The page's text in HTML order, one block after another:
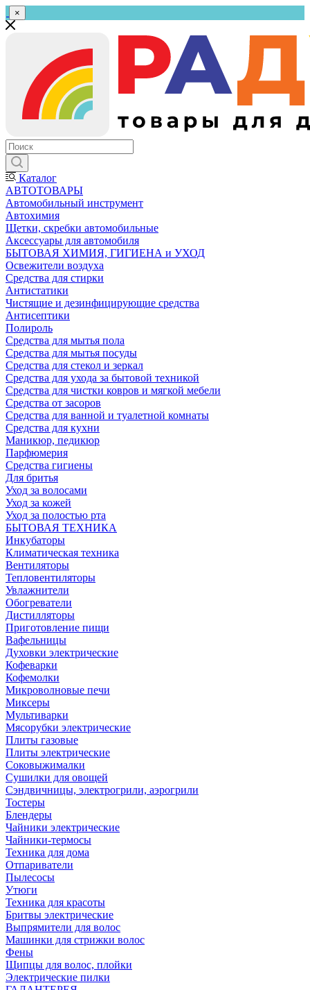
×
Каталог
АВТОТОВАРЫ
Автомобильный инструмент
Автохимия
Щетки, скребки автомобильные
Аксессуары для автомобиля
БЫТОВАЯ ХИМИЯ, ГИГИЕНА и УХОД
Освежители воздуха
Средства для стирки
Антистатики
Чистящие и дезинфицирующие средства
Антисептики
Полироль
Средства для мытья пола
Средства для мытья посуды
Средства для стекол и зеркал
Средства для ухода за бытовой техникой
Средства для чистки ковров и мягкой мебели
Средства от засоров
Средства для ванной и туалетной комнаты
Средства для кухни
Маникюр, педикюр
Парфюмерия
Средства гигиены
Для бритья
Уход за волосами
Уход за кожей
Уход за полостью рта
БЫТОВАЯ ТЕХНИКА
Инкубаторы
Климатическая техника
Вентиляторы
Тепловентиляторы
Увлажнители
Обогреватели
Дистилляторы
Приготовление пищи
Вафельницы
Духовки электрические
Кофеварки
Кофемолки
Микроволновые печи
Миксеры
Мультиварки
Мясорубки электрические
Плиты газовые
Плиты электрические
Соковыжималки
Сушилки для овощей
Сэндвичницы, электрогрили, аэрогрили
Тостеры
Блендеры
Чайники электрические
Чайники-термосы
Техника для дома
Отпариватели
Пылесосы
Утюги
Техника для красоты
Бритвы электрические
Выпрямители для волос
Машинки для стрижки волос
Фены
Щипцы для волос, плойки
Электрические пилки